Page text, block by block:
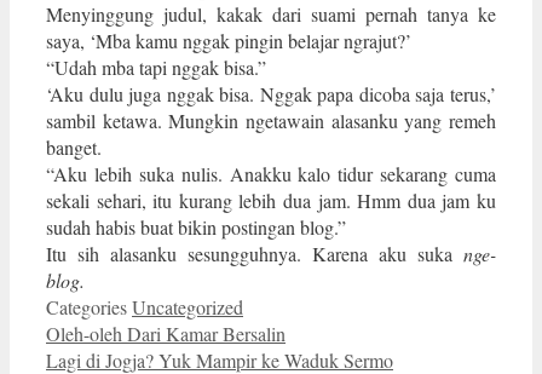
Menyinggung judul, kakak dari suami pernah tanya ke
saya, ‘Mba kamu nggak pingin belajar ngrajut?’
“Udah mba tapi nggak bisa.”
‘Aku dulu juga nggak bisa. Nggak papa dicoba saja terus,’
sambil ketawa. Mungkin ngetawain alasanku yang remeh
banget.
“Aku lebih suka nulis. Anakku kalo tidur sekarang cuma
sekali sehari, itu kurang lebih dua jam. Hmm dua jam ku
sudah habis buat bikin postingan blog.”
Itu sih alasanku sesungguhnya. Karena aku suka nge-
blog.
CategoriesUncategorized
Oleh-oleh Dari Kamar Bersalin
Lagi di Jogja? Yuk Mampir ke Waduk Sermo